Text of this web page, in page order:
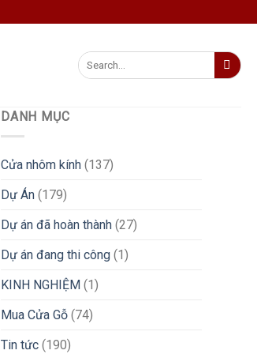
Search
for:
DANH MỤC
Cửa nhôm kính (137)
Dự Án (179)
Dự án đã hoàn thành (27)
Dự án đang thi công (1)
KINH NGHIỆM (1)
Mua Cửa Gỗ (74)
Tin tức (190)